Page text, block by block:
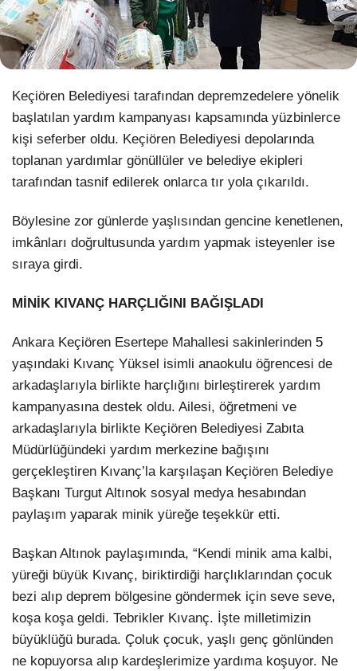
Youtube
Dribbble
LinkedIn
Keçiören Belediyesi tarafından depremzedelere yönelik
başlatılan yardım kampanyası kapsamında yüzbinlerce
kişi seferber oldu. Keçiören Belediyesi depolarında
toplanan yardımlar gönüllüler ve belediye ekipleri
tarafından tasnif edilerek onlarca tır yola çıkarıldı.
Böylesine zor gün​lerde yaşlısından gencine kenetlenen,
imkânları doğrultusunda yardım yapmak isteyenler ise
sıraya girdi.
MİNİK KIVANÇ HARÇLIĞINI BAĞIŞLADI
Ankara Keçiören Esertepe Mahallesi sakinlerinden 5
yaşındaki Kıvanç Yüksel isimli anaokulu öğrencesi de
arkadaşlarıyla birlikte harçlığını birleştirerek yardım
kampanyasına destek oldu. Ailesi, öğretmeni ve
arkadaşlarıyla birlikte Keçiören Belediyesi Zabıta
Müdürlüğündeki yardım merkezine bağışını
gerçekleştiren Kıvanç’la karşılaşan Keçiören Belediye
Başkanı Turgut Altınok sosyal medya hesabından
paylaşım yaparak minik yüreğe teşekkür etti.
Başkan Altınok paylaşımında, “Kendi minik ama kalbi,
yüreği büyük Kıvanç, biriktirdiği harçlıklarından çocuk
bezi alıp deprem bölgesine göndermek için seve seve,
koşa koşa geldi. Tebrikler Kıvanç. İşte milletimizin
büyüklüğü burada. Çoluk çocuk, yaşlı genç gönlünden
ne kopuyorsa alıp kardeşlerimize yardıma koşuyor. Ne